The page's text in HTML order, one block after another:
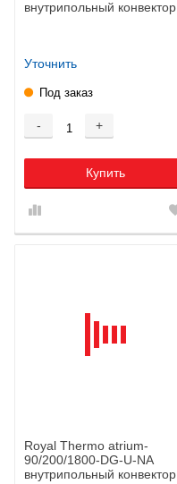
внутрипольный конвектор
Уточнить
Под заказ
- +
Купить
Royal Thermo atrium-
90/200/1800-DG-U-NA
внутрипольный конвектор